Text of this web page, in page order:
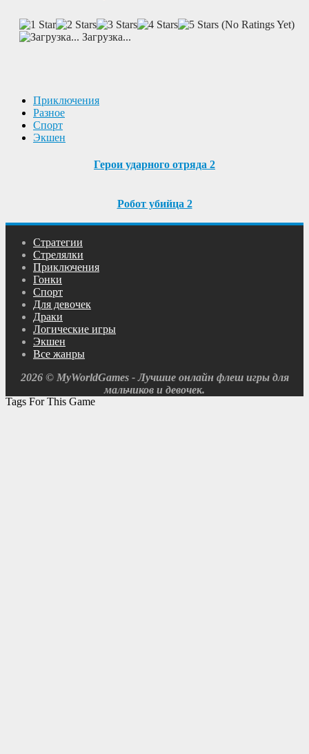
(No Ratings Yet)
Загрузка...
Tags For This Game
Приключения
Разное
Спорт
Экшен
Герои ударного отряда 2
Робот убийца 2
Cтратегии
Cтрелялки
Приключения
Гонки
Спорт
Для девочек
Драки
Логические игры
Экшен
Все жанры
2026 © MyWorldGames - Лучшие онлайн флеш игры для
мальчиков и девочек.